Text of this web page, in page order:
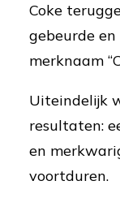
Coke
gebeurde
merknaam
Uiteindelijk
resultaten:
en
voortduren.